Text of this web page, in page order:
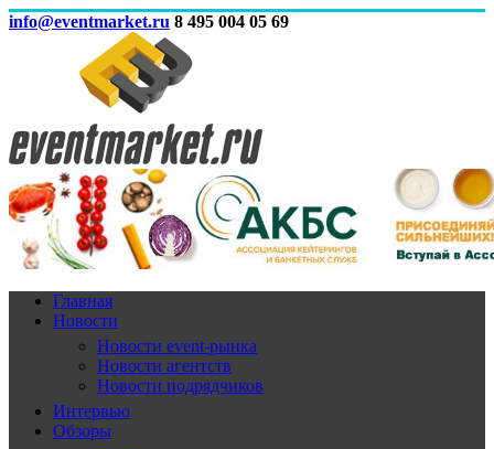
info@eventmarket.ru 8 495 004 05 69
Главная
Новости
Новости event-рынка
Новости агентств
Новости подрядчиков
Интервью
Обзоры